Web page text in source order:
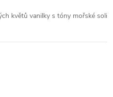
květů vanilky s tóny mořské soli